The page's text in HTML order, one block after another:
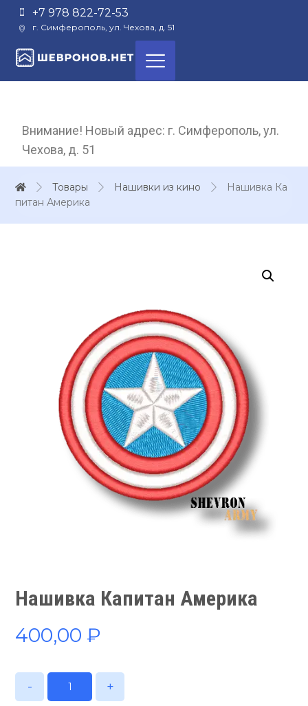
+7 978 822-72-53
г. Симферополь, ул. Чехова, д. 51
Внимание! Новый адрес: г. Симферополь, ул.
Чехова, д. 51
Товары Нашивки из кино
Нашивка Ка
питан Америка
Нашивка Капитан Америка
400,00₽
- +